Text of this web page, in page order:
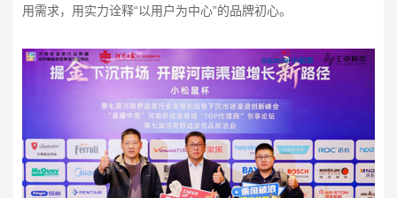
用需求，用实力诠释“以用户为中心”的品牌初心。